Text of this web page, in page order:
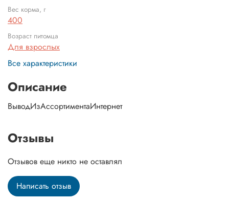
Вес корма, г
400
Возраст питомца
Для взрослых
Все характеристики
Описание
ВыводИзАссортиментаИнтернет
Отзывы
Отзывов еще никто не оставлял
Написать отзыв